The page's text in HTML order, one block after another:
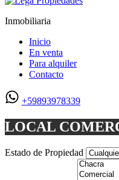
Inmobiliaria
Inicio
En venta
Para alquiler
Contacto
+59893978339
LOCAL
Estado de Propiedad